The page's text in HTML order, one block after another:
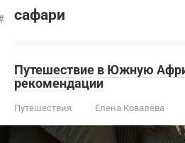
сафари
Путешествие в Южную
рекомендации
Путешествия Елена Ковалёва